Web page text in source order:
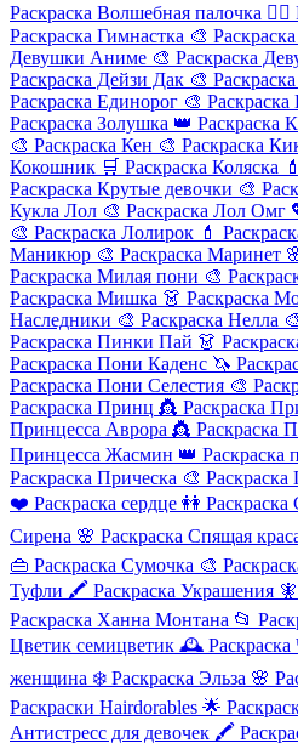
Раскраска Волшебная палочка 🧚‍♀️
Раскраска Гимнастка 🎨
Девушки Аниме 🎨 Раскраска
Раскраска Дейзи Дак 🎨
Раскраска Единорог 🎨
Раскраска Золушка 👑 Раскраска
🎨 Раскраска Кен 🎨 Раскраска
Кокошник 🛒 Раскраска Коляска 💄
Раскраска Крутые девочки 🎨
Кукла Лол 🎨 Раскраска Лол Омг
🎨 Раскраска Лолирок 💄
Маникюр 🎨 Раскраска Маринет
Раскраска Милая пони 🎨
Раскраска Мишка 👗 Раскраска
Наследники 🎨 Раскраска Нелла
Раскраска Пинки Пай 👗
Раскраска Пони Каденс 🦄
Раскраска Пони Селестия 🎨
Раскраска Принц 👸 Раскраска
Принцесса Аврора 👸 Раскраска
Принцесса Жасмин 👑 Раскраска
Раскраска Прическа 🎨 Раскраска
❤️ Раскраска сердце 👭 Раскраска
Сирена 🌸 Раскраска Спящая
👜 Раскраска Сумочка 🎨
Туфли 🖍️ Раскраска Украшения 🧚
Раскраска Ханна Монтана 📂
Цветик семицветик 🕰️
женщина ❄️ Раскраска Эльза 🌸
Раскраски Hairdorables 🌟
Антистресс для девочек 🖍️